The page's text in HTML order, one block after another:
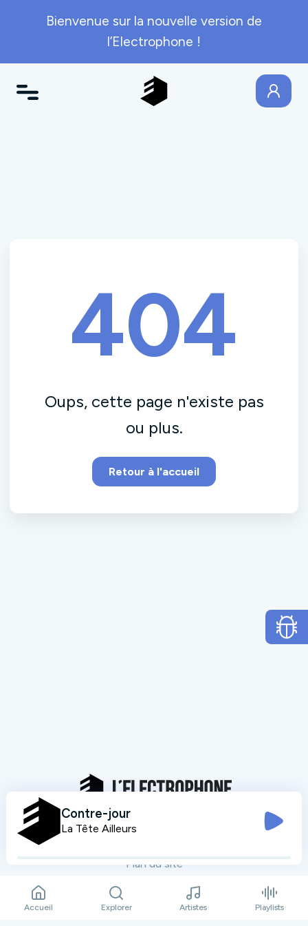
Bienvenue sur la nouvelle version de
l’Electrophone !
404
Oups, cette page n'existe pas
ou plus.
Retour à l'accueil
Mentions légales
Plan du site
Contre-jour
La Tête Ailleurs
Accueil Explorer Artistes Playlists